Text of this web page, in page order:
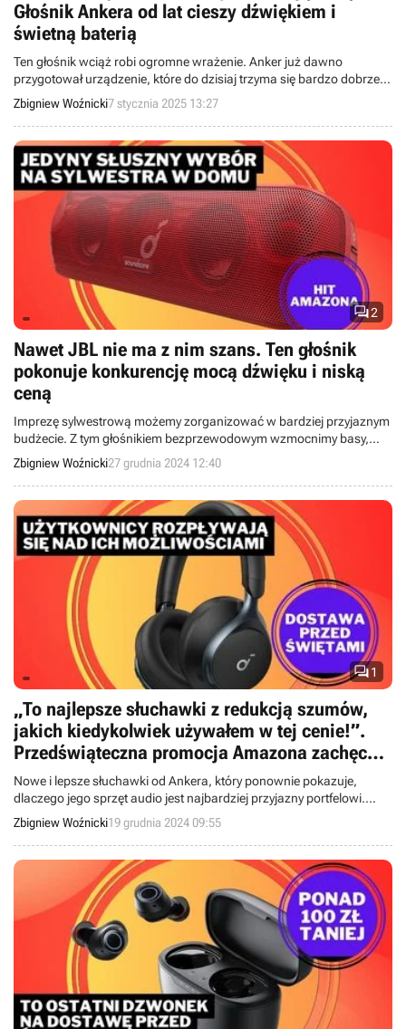
Głośnik Ankera od lat cieszy dźwiękiem i
świetną baterią
Ten głośnik wciąż robi ogromne wrażenie. Anker już dawno
przygotował urządzenie, które do dzisiaj trzyma się bardzo dobrze i
jest w stanie konkurować z największymi, jak JBL, oferując przy tym
niższą cenę.
Zbigniew Woźnicki7 stycznia 2025 13:27
2
Nawet JBL nie ma z nim szans. Ten głośnik
pokonuje konkurencję mocą dźwięku i niską
ceną
Imprezę sylwestrową możemy zorganizować w bardziej przyjaznym
budżecie. Z tym głośnikiem bezprzewodowym wzmocnimy basy,
rzucając wyzwanie droższej konkurencji.
Zbigniew Woźnicki27 grudnia 2024 12:40
1
„To najlepsze słuchawki z redukcją szumów,
jakich kiedykolwiek używałem w tej cenie!”.
Przedświąteczna promocja Amazona zachęca
do zakupu tego zestawu
Nowe i lepsze słuchawki od Ankera, który ponownie pokazuje,
dlaczego jego sprzęt audio jest najbardziej przyjazny portfelowi.
Ergonomiczna konstrukcja pozwala czerpać jeszcze większą
przyjemność ze słuchania muzyki.
Zbigniew Woźnicki19 grudnia 2024 09:55